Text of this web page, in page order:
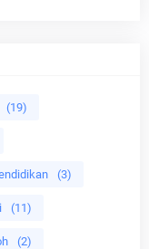
(19)
(3)
(11)
(2)